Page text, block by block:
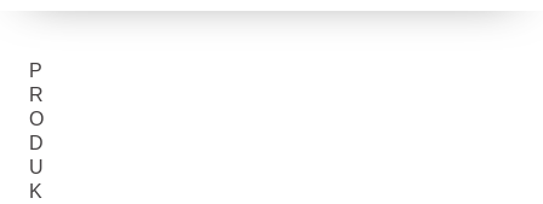
P
R
O
D
U
K